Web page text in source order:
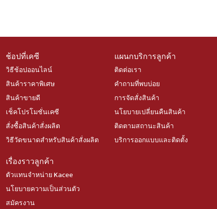
ช้อปที่เคซี
วิธีช้อปออนไลน์
สินค้าราคาพิเศษ
สินค้าขายดี
เช็คโปรโมชั่นเคซี
สั่งซื้อสินค้าสั่งผลิต
วิธีวัดขนาดสำหรับสินค้าสั่งผลิต
แผนกบริการลูกค้า
ติดต่อเรา
คำถามที่พบบ่อย
การจัดสั่งสินค้า
นโยบายเปลี่ยนคืนสินค้า
ติดตามสถานะสินค้า
บริการออกแบบและติดตั้ง
เรื่องราวลูกค้า
ตัวแทนจำหน่าย Kacee
นโยบายความเป็นส่วนตัว
สมัครงาน